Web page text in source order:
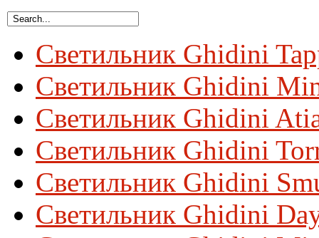
Светильник Ghidini
Светильник Ghidini
Светильник Ghidini
Светильник Ghidini
Светильник Ghidini
Светильник Ghidini